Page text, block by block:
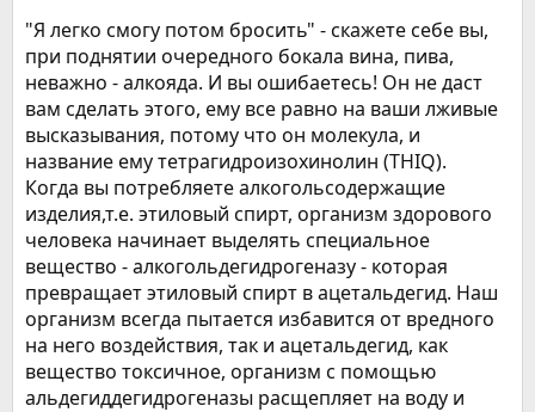
"Я легко смогу потом бросить" - скажете себе вы,
при поднятии очередного бокала вина, пива,
неважно - алкояда. И вы ошибаетесь! Он не даст
вам сделать этого, ему все равно на ваши лживые
высказывания, потому что он молекула, и
название ему тетрагидроизохинолин (THIQ).
Когда вы потребляете алкогольсодержащие
изделия,т.е. этиловый спирт, организм здорового
человека начинает выделять специальное
вещество - алкогольдегидрогеназу - которая
превращает этиловый спирт в ацетальдегид. Наш
организм всегда пытается избавится от вредного
на него воздействия, так и ацетальдегид, как
вещество токсичное, организм с помощью
альдегиддегидрогеназы расщепляет на воду и